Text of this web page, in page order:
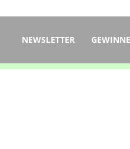
NEWSLETTER